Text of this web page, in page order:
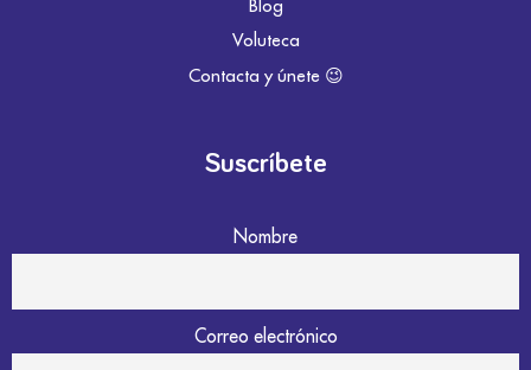
Blog
Voluteca
Contacta y únete 😉
Suscríbete
Nombre
Correo electrónico